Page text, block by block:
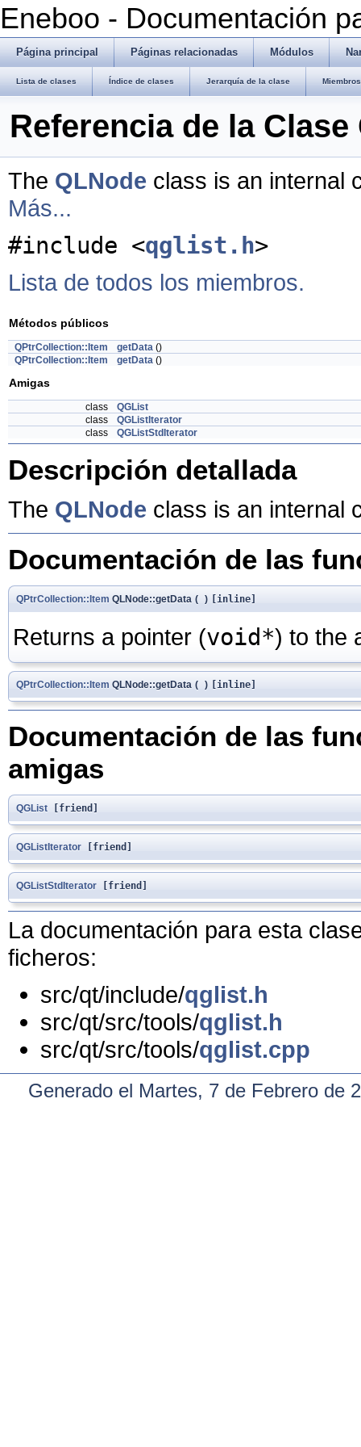
Eneboo - Documentación
Página principal Páginas relacionadas Módulos
Lista de clases Índice de clases Jerarquía de la clase
Referencia de la Clase
The QLNode class is an internal
Más...
#include <qglist.h>
Lista de todos los miembros.
Métodos públicos
QPtrCollection::Item getData ()
QPtrCollection::Item
getData ()
Amigas
class
QGList
class
QGListIterator
class
QGListStdIterator
Descripción detallada
The QLNode class is an internal
Documentación de las
QPtrCollection::Item QLNode::getData ( ) [inline]
Returns a pointer (void*) to the
QPtrCollection::Item QLNode::getData ( ) [inline]
Documentación de las
amigas
QGList [friend]
QGListIterator [friend]
QGListStdIterator [friend]
La documentación para esta
ficheros:
src/qt/include/qglist.h
src/qt/src/tools/qglist.h
src/qt/src/tools/qglist.cpp
Generado el Martes, 7 de Febrero de